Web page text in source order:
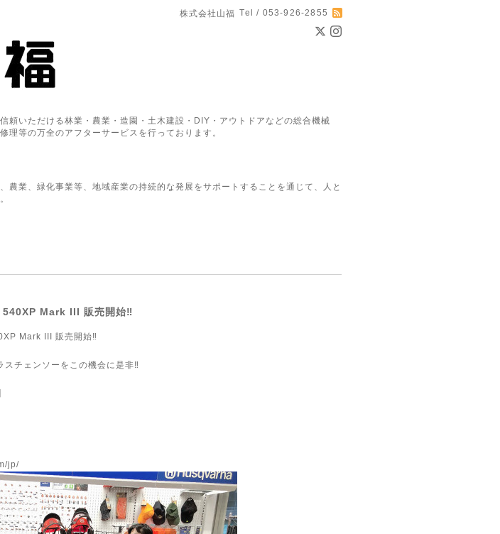
株式会社山福 Tel / 053-926-2855
頼いただける林業・農業・造園・土木建設・DIY・アウトドアなどの総合機械
等の万全のアフターサービスを行っております。
業、緑化事業等、地域産業の持続的な発展をサポートすることを通じて、人と
540XP Mark III 販売開始‼︎
Mark III 販売開始‼︎
チェンソーをこの機会に是非‼︎
jp/